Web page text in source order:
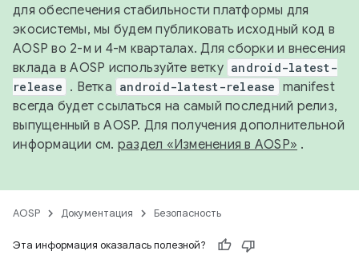
для обеспечения стабильности платформы для
экосистемы, мы будем публиковать исходный код в
AOSP во 2-м и 4-м кварталах. Для сборки и внесения
вклада в AOSP используйте ветку android-latest-
release . Ветка android-latest-release manifest
всегда будет ссылаться на самый последний релиз,
выпущенный в AOSP. Для получения дополнительной
информации см. раздел «Изменения в AOSP» .
AOSP Документация Безопасность
Эта информация оказалась полезной?